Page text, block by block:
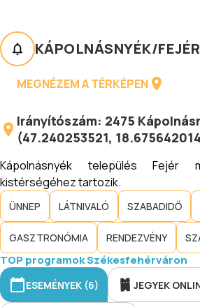
KÁPOLNÁSNYÉK/
MEGNÉZEM A TÉRKÉPEN
Irányítószám: 2475
(47.240253521, 18.675642014
Kápolnásnyék település Fejér
kistérségéhez tartozik.
ÜNNEP LÁTNIVALÓ SZABADIDŐ
GASZTRONÓMIA RENDEZVÉNY
TOP programok Székesfehérváron
ESEMÉNYEK (6) JEGYEK